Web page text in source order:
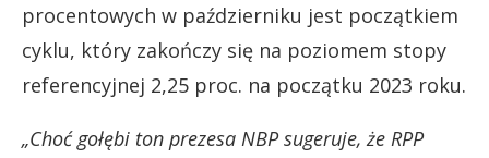
procentowych w październiku jest początkiem
cyklu, który zakończy się na poziomem stopy
referencyjnej 2,25 proc. na początku 2023 roku.
„Choć gołębi ton prezesa NBP sugeruje, że RPP